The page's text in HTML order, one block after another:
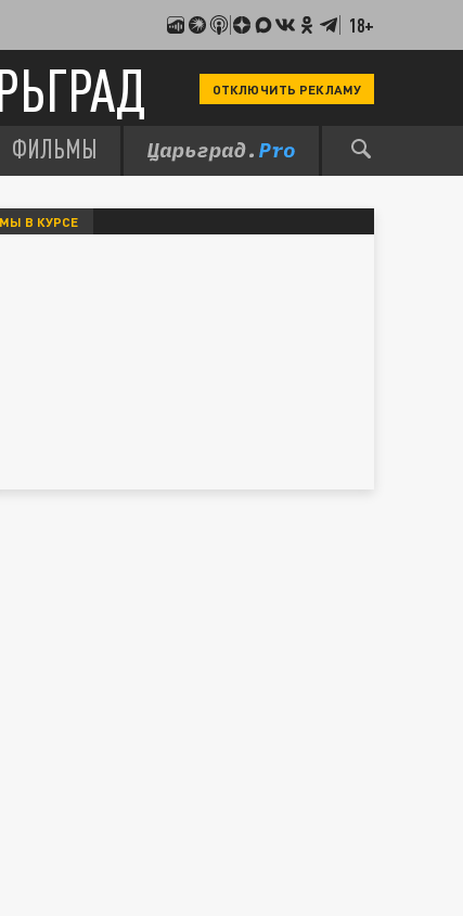
18+
ОТКЛЮЧИТЬ РЕКЛАМУ
ФИЛЬМЫ
МЫ В КУРСЕ